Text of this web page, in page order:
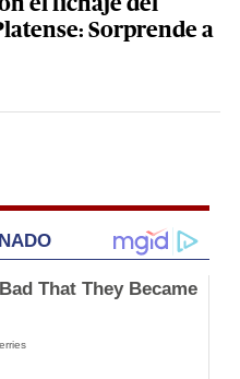
Sorprende a
That They Became